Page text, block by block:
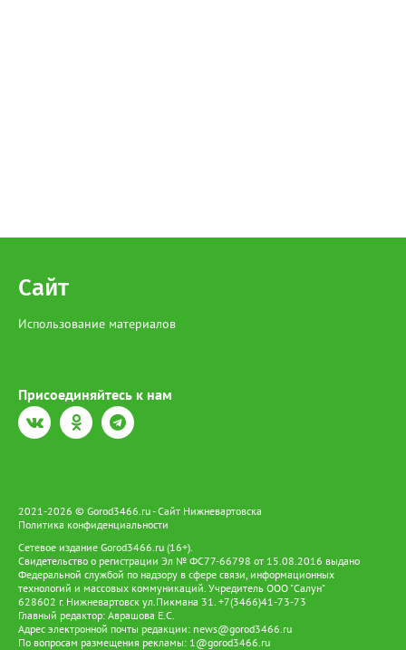
Сайт
Использование материалов
Присоединяйтесь к нам
2021-2026 © Gorod3466.ru - Сайт Нижневартовска
Политика конфиденциальности
Сетевое издание Gorod3466.ru (16+).
Свидетельство о регистрации Эл № ФС77-66798 от 15.08.2016 выдано
Федеральной службой по надзору в сфере связи, информационных
технологий и массовых коммуникаций. Учредитель ООО "Салун"
628602 г. Нижневартовск ул.Пикмана 31. +7(3466)41-73-73
Главный редактор: Аврашова Е.С.
Адрес электронной почты редакции: news@gorod3466.ru
По вопросам размещения рекламы: 1@gorod3466.ru